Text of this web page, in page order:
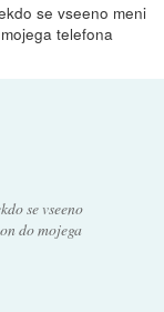
se vseeno meni
telefona
se vseeno
do mojega